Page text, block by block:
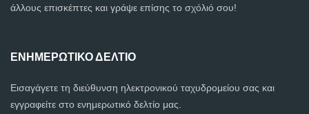
άλλους επισκέπτες και γράψε επίσης το σχόλιό σου!
ΕΝΗΜΕΡΩΤΙΚΌ ΔΕΛΤΊΟ
Εισαγάγετε τη διεύθυνση ηλεκτρονικού ταχυδρομείου σας και
εγγραφείτε στο ενημερωτικό δελτίο μας.